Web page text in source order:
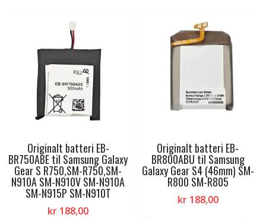
Originalt batteri EB-
BR750ABE til Samsung Galaxy
Gear S R750,SM-R750,SM-
N910A SM-N910V SM-N910A
SM-N915P SM-N910T
kr 188,00
Originalt batteri EB-
BR800ABU til Samsung
Galaxy Gear S4 (46mm) SM-
R800 SM-R805
kr188,00